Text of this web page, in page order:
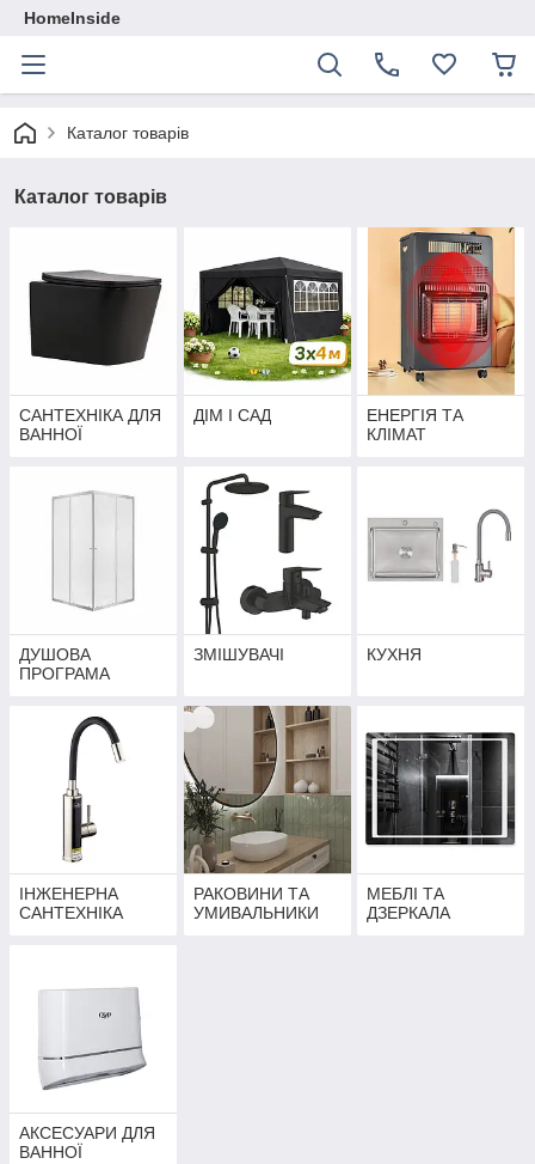
HomeInside
Каталог товарiв
Каталог товарiв
САНТЕХНІКА ДЛЯ
ВАННОЇ
ДІМ І САД
ЕНЕРГІЯ ТА
КЛІМАТ
ДУШОВА
ПРОГРАМА
ЗМІШУВАЧІ КУХНЯ
ІНЖЕНЕРНА
САНТЕХНІКА
РАКОВИНИ ТА
УМИВАЛЬНИКИ
МЕБЛІ ТА
ДЗЕРКАЛА
АКСЕСУАРИ ДЛЯ
ВАННОЇ